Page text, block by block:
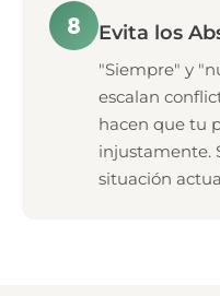
8 Evita los
"Siempre" y
escalan
hacen que tu
injustamente.
situación